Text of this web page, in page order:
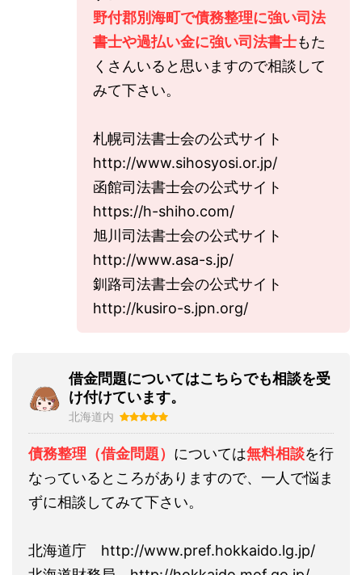
野付郡別海町で債務整理に強い司法
書士や過払い金に強い司法書士もた
くさんいると思いますので相談して
みて下さい。
札幌司法書士会の公式サイト
http://www.sihosyosi.or.jp/
函館司法書士会の公式サイト
https://h-shiho.com/
旭川司法書士会の公式サイト
http://www.asa-s.jp/
釧路司法書士会の公式サイト
http://kusiro-s.jpn.org/
借金問題についてはこちらでも相談を受
け付けています。
北海道内
債務整理（借金問題） については無料相談を行
なっているところがありますので、一人で悩ま
ずに相談してみて下さい。
北海道庁 http://www.pref.hokkaido.lg.jp/